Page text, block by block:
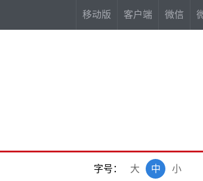
移动版 客户端 微信
字号： 小
中
大